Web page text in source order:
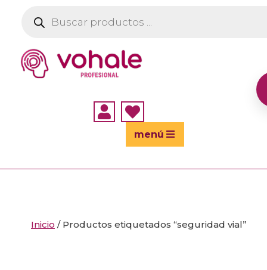
productos
 
menú
Inicio / Productos etiquetados “seguridad vial”